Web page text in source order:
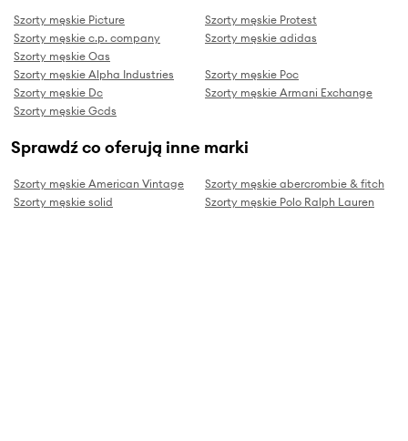
Szorty męskie Picture
Szorty męskie Protest
Szorty męskie c.p. company
Szorty męskie adidas
Szorty męskie Oas
Szorty męskie Alpha Industries
Szorty męskie Poc
Szorty męskie Dc
Szorty męskie Armani Exchange
Szorty męskie Gcds
Sprawdź co oferują inne marki
Szorty męskie American Vintage
Szorty męskie abercrombie & fitch
Szorty męskie solid
Szorty męskie Polo Ralph Lauren